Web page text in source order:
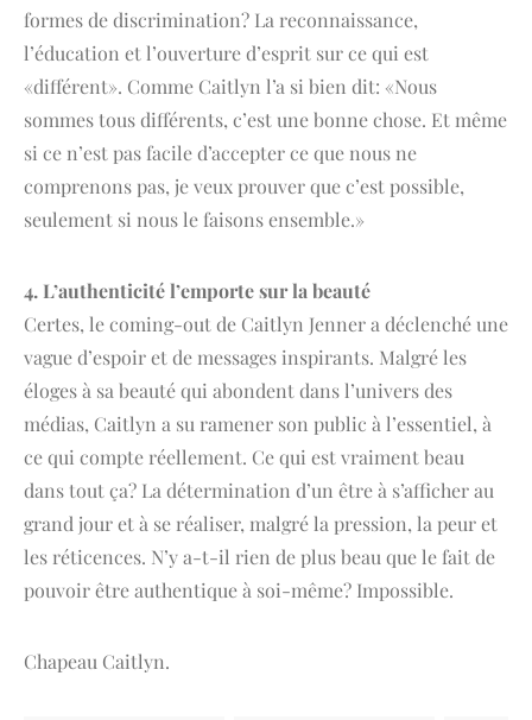
formes de discrimination? La reconnaissance,
l’éducation et l’ouverture d’esprit sur ce qui est
«différent». Comme Caitlyn l’a si bien dit: «Nous
sommes tous différents, c’est une bonne chose. Et même
si ce n’est pas facile d’accepter ce que nous ne
comprenons pas, je veux prouver que c’est possible,
seulement si nous le faisons ensemble.»
4. L’authenticité l’emporte sur la beauté
Certes, le coming-out de Caitlyn Jenner a déclenché une
vague d’espoir et de messages inspirants. Malgré les
éloges à sa beauté qui abondent dans l’univers des
médias, Caitlyn a su ramener son public à l’essentiel, à
ce qui compte réellement. Ce qui est vraiment beau
dans tout ça? La détermination d’un être à s’afficher au
grand jour et à se réaliser, malgré la pression, la peur et
les réticences. N’y a-t-il rien de plus beau que le fait de
pouvoir être authentique à soi-même? Impossible.
Chapeau Caitlyn.